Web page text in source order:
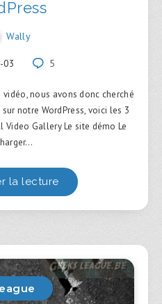
Wally
5
nous avons donc cherché
notre WordPress, voici les 3
Video Gallery Le site démo Le
la lecture